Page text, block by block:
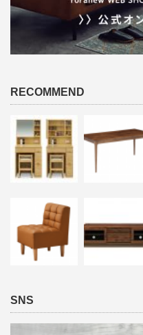
RECOMMEND
SNS